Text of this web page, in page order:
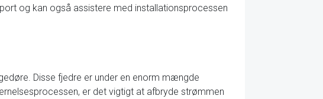
og kan også assistere med installationsprocessen
Disse fjedre er under en enorm mængde
er det vigtigt at afbryde strømmen